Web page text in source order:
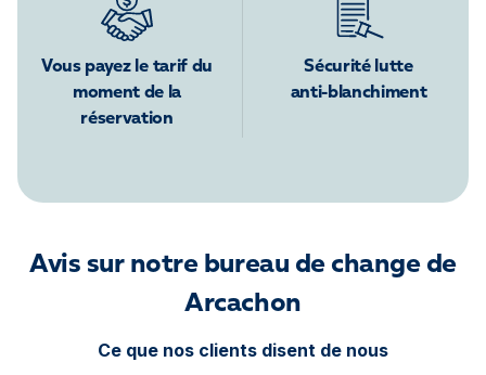
Vous payez le tarif du
moment de la
réservation
Sécurité lutte
anti-blanchiment
Avis sur notre bureau de change de
Arcachon
Ce que nos clients disent de nous